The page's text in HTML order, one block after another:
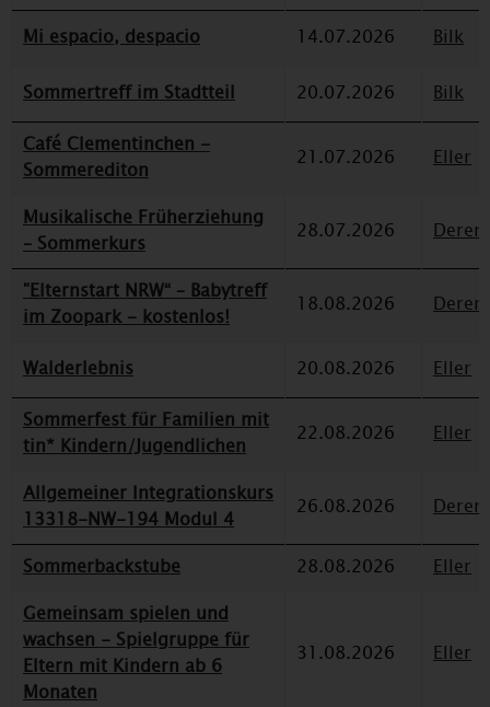
Mi espacio, despacio 14.07.2026 Bilk
Sommertreff im Stadtteil 20.07.2026
Bilk
Café Clementinchen -
Sommerediton
21.07.2026 Eller
Musikalische Früherziehung
– Sommerkurs
28.07.2026
"Elternstart NRW“ – Babytreff
im Zoopark - kostenlos!
18.08.2026
Walderlebnis 20.08.2026
Eller
Sommerfest für Familien mit
tin* Kindern/Jugendlichen
22.08.2026 Eller
Allgemeiner Integrationskurs
13318-NW-194 Modul 4
26.08.2026
Sommerbackstube 28.08.2026
Eller
Gemeinsam spielen und
wachsen - Spielgruppe für
Eltern mit Kindern ab 6
Monaten
31.08.2026 Eller